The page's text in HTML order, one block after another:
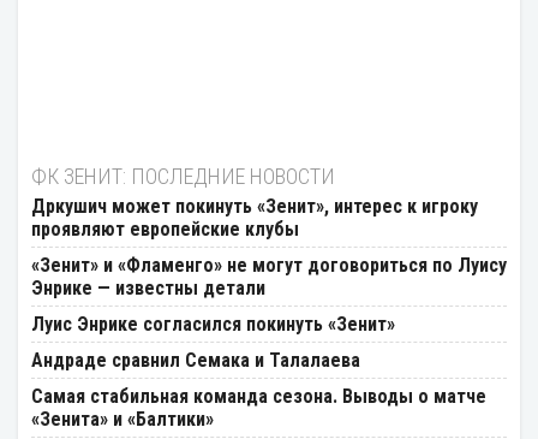
ФК ЗЕНИТ: ПОСЛЕДНИЕ НОВОСТИ
Дркушич может покинуть «Зенит», интерес к игроку
проявляют европейские клубы
«Зенит» и «Фламенго» не могут договориться по Луису
Энрике — известны детали
Луис Энрике согласился покинуть «Зенит»
Андраде сравнил Семака и Талалаева
Самая стабильная команда сезона. Выводы о матче
«Зенита» и «Балтики»